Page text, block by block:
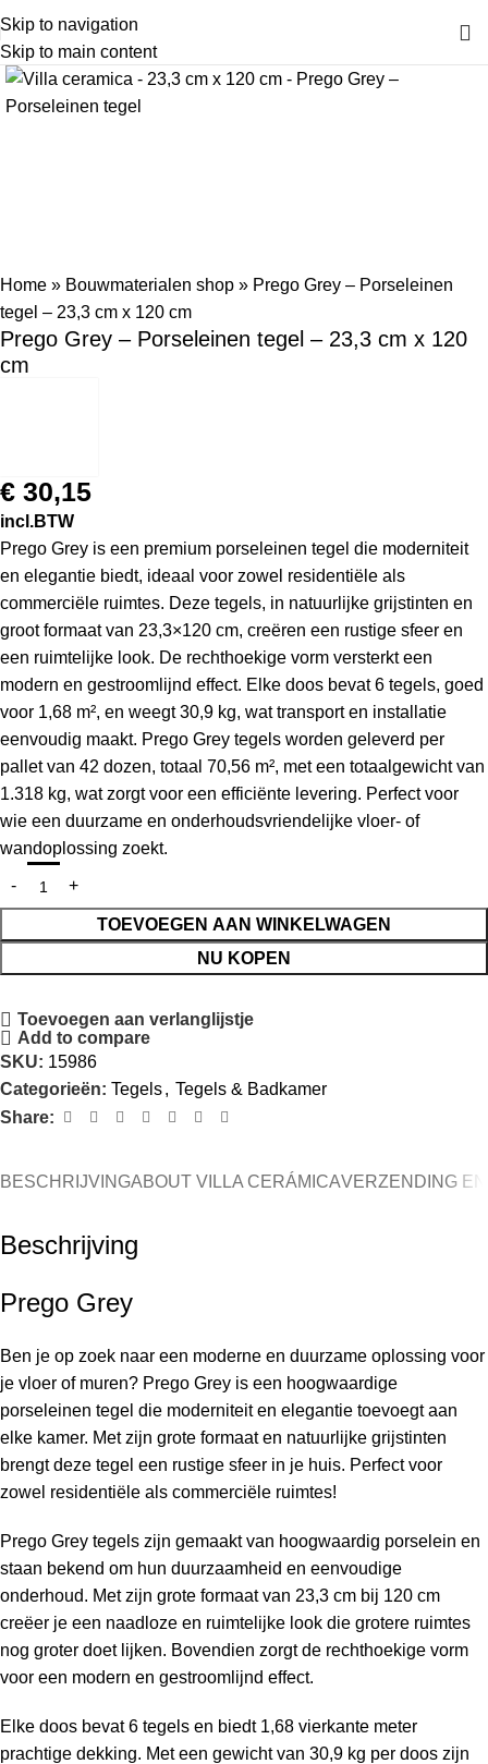
Skip to navigation
Skip to main content
Home » Bouwmaterialen shop » Prego Grey – Porseleinen
tegel – 23,3 cm x 120 cm
Prego Grey – Porseleinen tegel – 23,3 cm x 120
cm
€ 30,15
incl.BTW
Prego Grey is een premium porseleinen tegel die moderniteit
en elegantie biedt, ideaal voor zowel residentiële als
commerciële ruimtes. Deze tegels, in natuurlijke grijstinten en
groot formaat van 23,3×120 cm, creëren een rustige sfeer en
een ruimtelijke look. De rechthoekige vorm versterkt een
modern en gestroomlijnd effect. Elke doos bevat 6 tegels, goed
voor 1,68 m², en weegt 30,9 kg, wat transport en installatie
eenvoudig maakt. Prego Grey tegels worden geleverd per
pallet van 42 dozen, totaal 70,56 m², met een totaalgewicht van
1.318 kg, wat zorgt voor een efficiënte levering. Perfect voor
wie een duurzame en onderhoudsvriendelijke vloer- of
wandoplossing zoekt.
TOEVOEGEN AAN WINKELWAGEN
NU KOPEN
Toevoegen aan verlanglijstje
Add to compare
SKU: 15986
Categorieën: Tegels, Tegels & Badkamer
Share:
BESCHRIJVINGABOUT VILLA CERÁMICAVERZENDING
Beschrijving
Prego Grey
Ben je op zoek naar een moderne en duurzame oplossing voor
je vloer of muren? Prego Grey is een hoogwaardige
porseleinen tegel die moderniteit en elegantie toevoegt aan
elke kamer. Met zijn grote formaat en natuurlijke grijstinten
brengt deze tegel een rustige sfeer in je huis. Perfect voor
zowel residentiële als commerciële ruimtes!
Prego Grey tegels zijn gemaakt van hoogwaardig porselein en
staan bekend om hun duurzaamheid en eenvoudige
onderhoud. Met zijn grote formaat van 23,3 cm bij 120 cm
creëer je een naadloze en ruimtelijke look die grotere ruimtes
nog groter doet lijken. Bovendien zorgt de rechthoekige vorm
voor een modern en gestroomlijnd effect.
Elke doos bevat 6 tegels en biedt 1,68 vierkante meter
prachtige dekking. Met een gewicht van 30,9 kg per doos zijn